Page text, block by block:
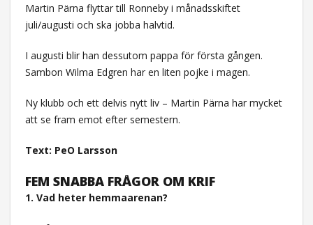
Martin Pärna flyttar till Ronneby i månadsskiftet
juli/augusti och ska jobba halvtid.
I augusti blir han dessutom pappa för första gången.
Sambon Wilma Edgren har en liten pojke i magen.
Ny klubb och ett delvis nytt liv – Martin Pärna har mycket
att se fram emot efter semestern.
Text: PeO Larsson
FEM SNABBA FRÅGOR OM KRIF
1. Vad heter hemmaarenan?